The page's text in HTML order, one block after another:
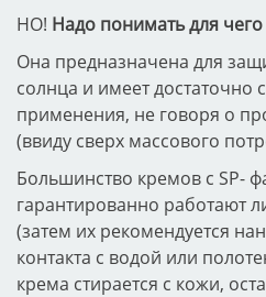
НО! Надо понимать для
Она предназначена для
солнца и имеет
применения, не говоря о
(ввиду сверх массового
Большинство кремов с SP-
гарантированно работают
(затем их рекомендуется
контакта с водой или
крема стирается с кожи,